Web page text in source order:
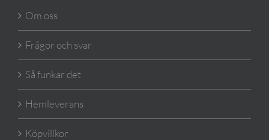
Om oss
Frågor och svar
Så funkar det
Hemleverans
Köpvillkor